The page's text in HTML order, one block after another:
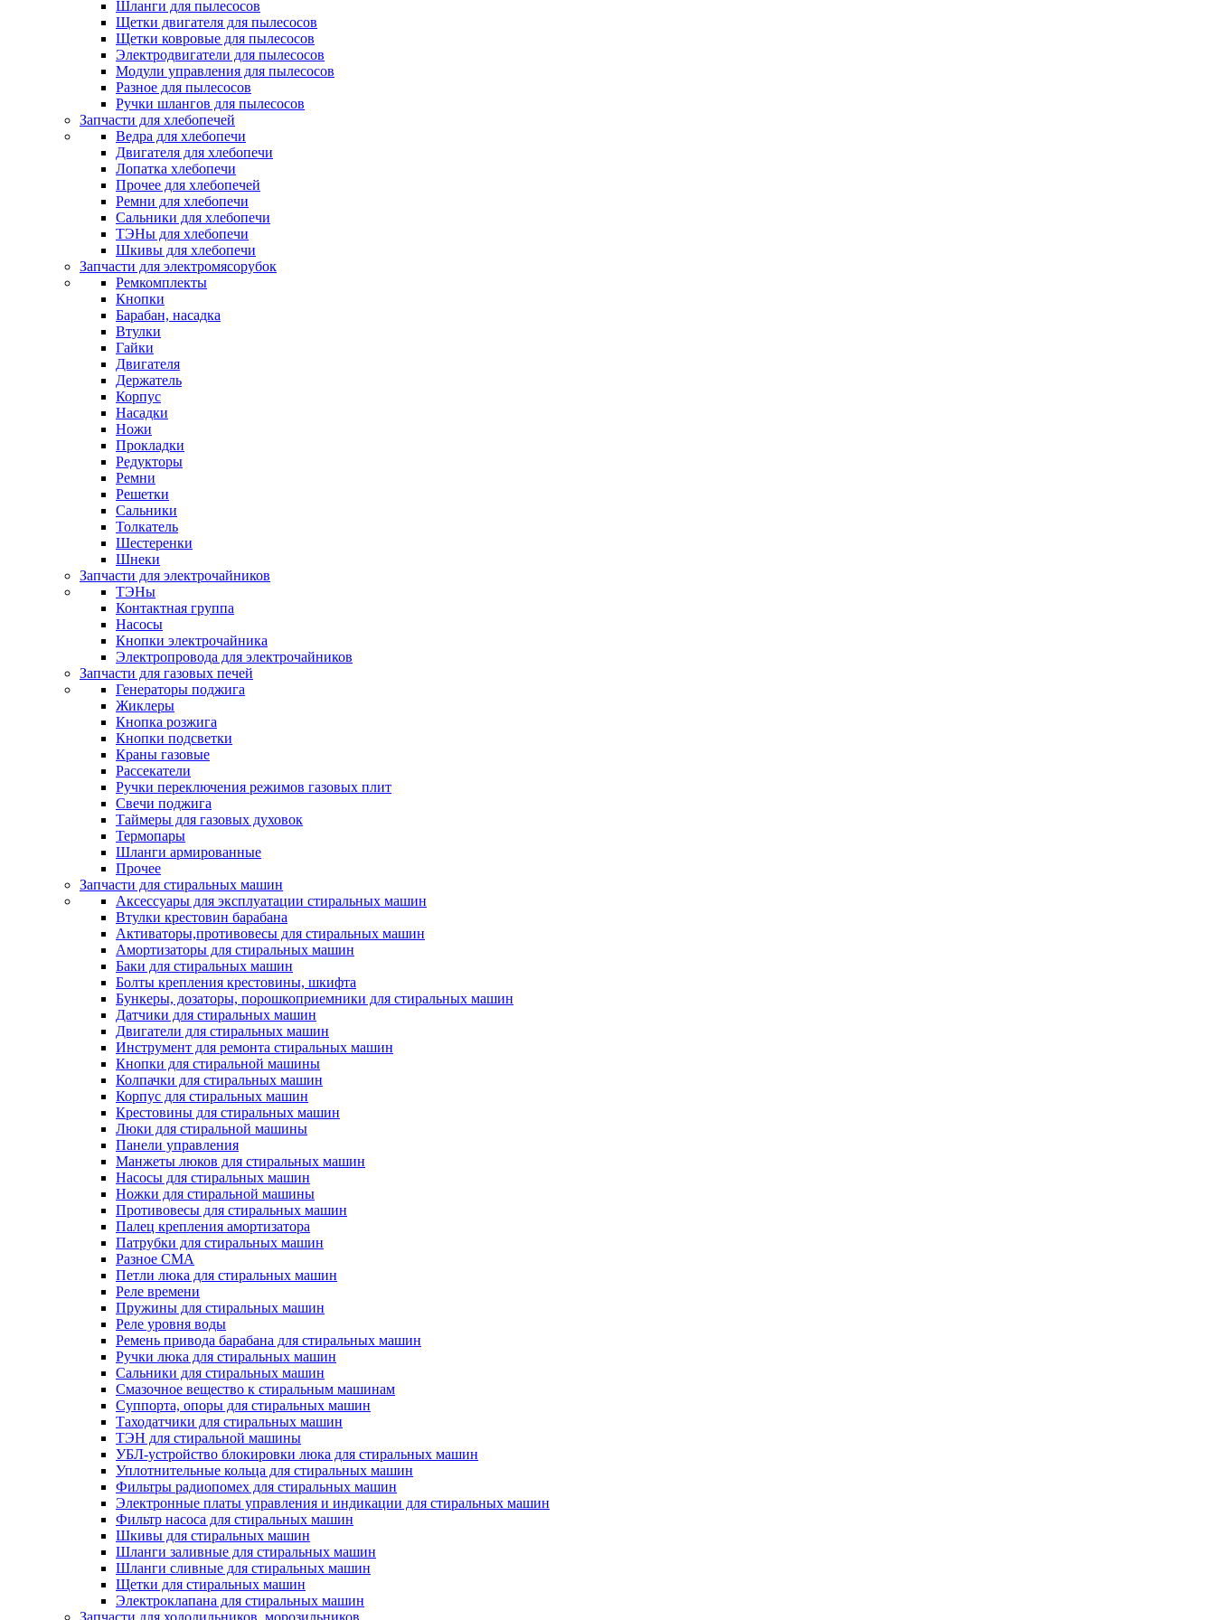
Шланги для пылесосов
Щетки двигателя для пылесосов
Щетки ковровые для пылесосов
Электродвигатели для пылесосов
Модули управления для пылесосов
Разное для пылесосов
Ручки шлангов для пылесосов
Запчасти для хлебопечей
Ведра для хлебопечи
Двигателя для хлебопечи
Лопатка хлебопечи
Прочее для хлебопечей
Ремни для хлебопечи
Сальники для хлебопечи
ТЭНы для хлебопечи
Шкивы для хлебопечи
Запчасти для электромясорубок
Ремкомплекты
Кнопки
Барабан, насадка
Втулки
Гайки
Двигателя
Держатель
Корпус
Насадки
Ножи
Прокладки
Редукторы
Ремни
Решетки
Сальники
Толкатель
Шестеренки
Шнеки
Запчасти для электрочайников
ТЭНы
Контактная группа
Насосы
Кнопки электрочайника
Электропровода для электрочайников
Запчасти для газовых печей
Генераторы поджига
Жиклеры
Кнопка розжига
Кнопки подсветки
Краны газовые
Рассекатели
Ручки переключения режимов газовых плит
Свечи поджига
Таймеры для газовых духовок
Термопары
Шланги армированные
Прочее
Запчасти для стиральных машин
Аксессуары для эксплуатации стиральных машин
Втулки крестовин барабана
Активаторы,противовесы для стиральных машин
Амортизаторы для стиральных машин
Баки для стиральных машин
Болты крепления крестовины, шкифта
Бункеры, дозаторы, порошкоприемники для стиральных машин
Датчики для стиральных машин
Двигатели для стиральных машин
Инструмент для ремонта стиральных машин
Кнопки для стиральной машины
Колпачки для стиральных машин
Корпус для стиральных машин
Крестовины для стиральных машин
Люки для стиральной машины
Панели управления
Манжеты люков для стиральных машин
Насосы для стиральных машин
Ножки для стиральной машины
Противовесы для стиральных машин
Палец крепления амортизатора
Патрубки для стиральных машин
Разное СМА
Петли люка для стиральных машин
Реле времени
Пружины для стиральных машин
Реле уровня воды
Ремень привода барабана для стиральных машин
Ручки люка для стиральных машин
Сальники для стиральных машин
Смазочное вещество к стиральным машинам
Суппорта, опоры для стиральных машин
Таходатчики для стиральных машин
ТЭН для стиральной машины
УБЛ-устройство блокировки люка для стиральных машин
Уплотнительные кольца для стиральных машин
Фильтры радиопомех для стиральных машин
Электронные платы управления и индикации для стиральных машин
Фильтр насоса для стиральных машин
Шкивы для стиральных машин
Шланги заливные для стиральных машин
Шланги сливные для стиральных машин
Щетки для стиральных машин
Электроклапана для стиральных машин
Запчасти для холодильников, морозильников